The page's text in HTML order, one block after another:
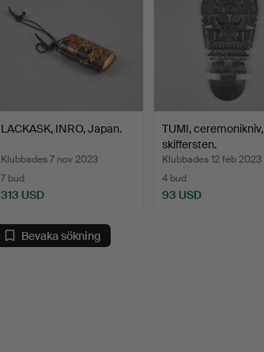
LACKASK, INRO, Japan.
Klubbades 7 nov 2023
7 bud
313 USD
TUMI, ceremonikniv,
skiffersten.
Klubbades 12 feb 2023
4 bud
93 USD
Bevaka sökning